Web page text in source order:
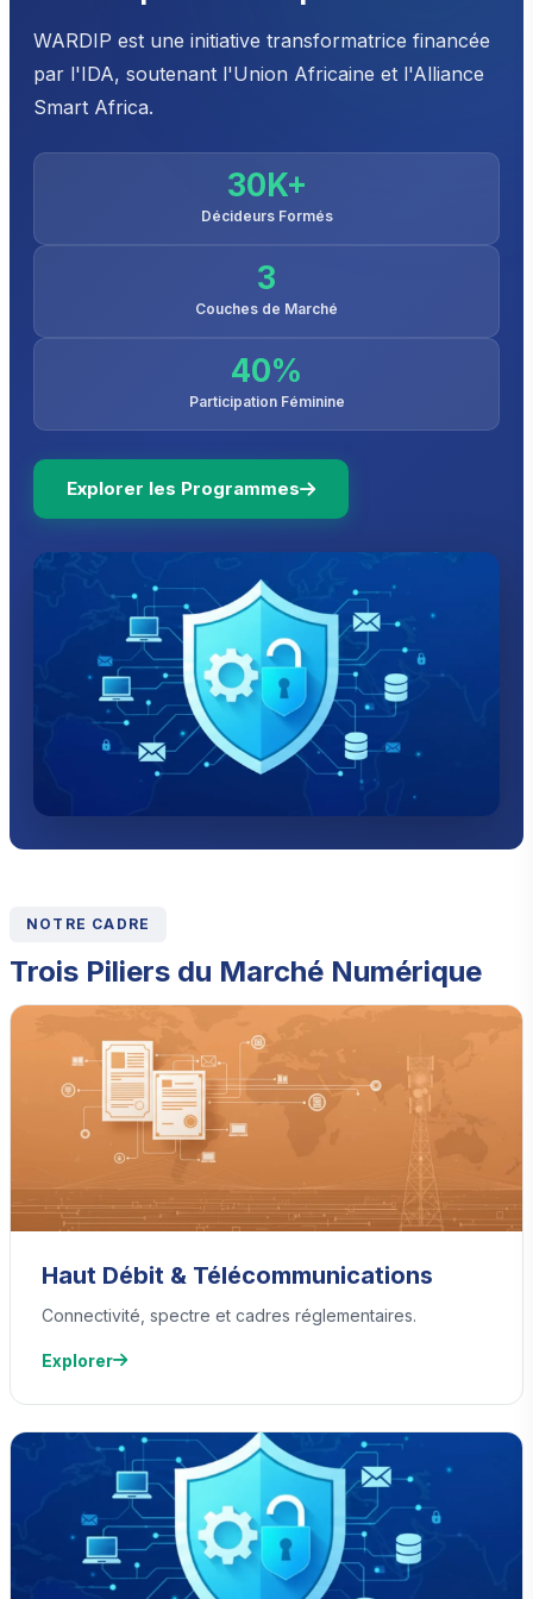
WARDIP est une initiative transformatrice financée
par l'IDA, soutenant l'Union Africaine et l'Alliance
Smart Africa.
30K+
Décideurs Formés
3
Couches de Marché
40%
Participation Féminine
Explorer les Programmes
NOTRE CADRE
Trois Piliers du Marché Numérique
Haut Débit & Télécommunications
Connectivité, spectre et cadres réglementaires.
Explorer